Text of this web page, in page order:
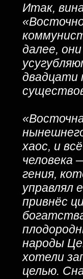
Итак,
далее,
двадцати
хаос, и
человека
гения,
управлял
привнёс
народы
хотели
целью.